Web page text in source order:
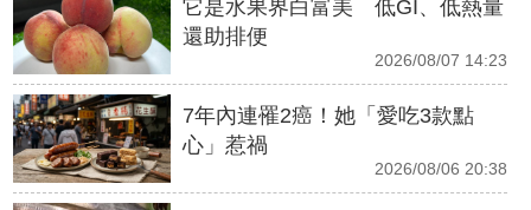
它是水果界白富美 低GI、低熱量
還助排便
2026/08/07 14:23
7年內連罹2癌！她「愛吃3款點
心」惹禍
2026/08/06 20:38